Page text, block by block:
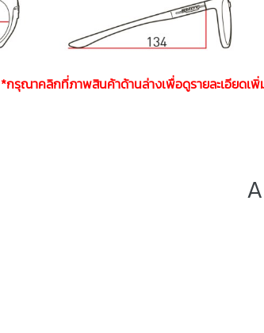
*กรุณาคลิกที่ภาพสินค้าด้านล่างเพื่อดูรายละเอียด